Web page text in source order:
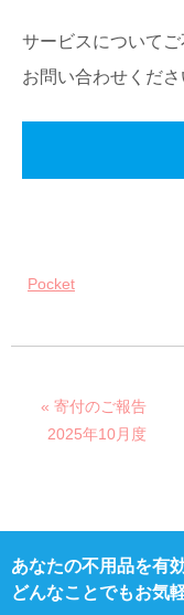
サービスについて
お問い合わせくださ
Pocket
« 寄付のご報告
2025年10月度
あなたの不用品を有
どんなことでもお気